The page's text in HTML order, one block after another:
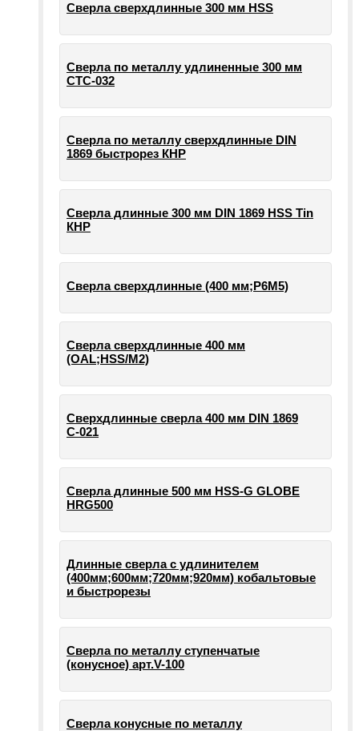
Сверла сверхдлинные 300 мм HSS
Сверла по металлу удлиненные 300 мм
СТС-032
Сверла по металлу сверхдлинные DIN
1869 быстрорез КНР
Сверла длинные 300 мм DIN 1869 HSS Tin
КНР
Сверла сверхдлинные (400 мм;Р6М5)
Сверла сверхдлинные 400 мм
(OAL;HSS/M2)
Сверхдлинные сверла 400 мм DIN 1869
С-021
Сверла длинные 500 мм HSS-G GLOBE
HRG500
Длинные сверла с удлинителем
(400мм;600мм;720мм;920мм) кобальтовые
и быстрорезы
Сверла по металлу ступенчатые
(конусное) арт.V-100
Сверла конусные по металлу